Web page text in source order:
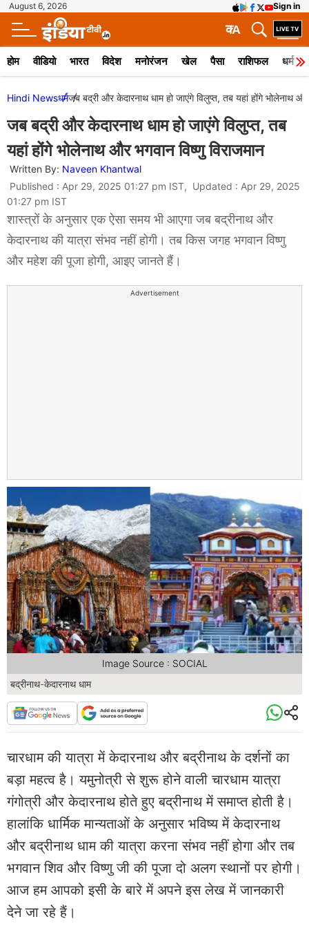
August 6, 2026 Sign in
A
क
होम वीडियो भारत विदेश मनोरंजन खेल पैसा राशिफल धर्म
Hindi Newsधर्मजब बद्री और केदारनाथ धाम हो जाएंगे विलुप्त, तब यहां होंगे भोलेनाथ और
जब बद्री और केदारनाथ धाम हो जाएंगे विलुप्त, तब
यहां होंगे भोलेनाथ और भगवान विष्णु विराजमान
Written By: Naveen Khantwal
Published : Apr 29, 2025 01:27 pm IST, Updated : Apr 29, 2025
01:27 pm IST
शास्त्रों के अनुसार एक ऐसा समय भी आएगा जब बद्रीनाथ और
केदारनाथ की यात्रा संभव नहीं होगी। तब किस जगह भगवान विष्णु
और महेश की पूजा होगी, आइए जानते हैं।
Advertisement
बद्रीनाथ-केदारनाथ धाम
Image Source : SOCIAL
चारधाम की यात्रा में केदारनाथ और बद्रीनाथ के दर्शनों का
बड़ा महत्व है। यमुनोत्री से शुरू होने वाली चारधाम यात्रा
गंगोत्री और केदारनाथ होते हुए बद्रीनाथ में समाप्त होती है।
हालांकि धार्मिक मान्यताओं के अनुसार भविष्य में केदारनाथ
और बद्रीनाथ धाम की यात्रा करना संभव नहीं होगा और तब
भगवान शिव और विष्णु जी की पूजा दो अलग स्थानों पर होगी।
आज हम आपको इसी के बारे में अपने इस लेख में जानकारी
देने जा रहे हैं।